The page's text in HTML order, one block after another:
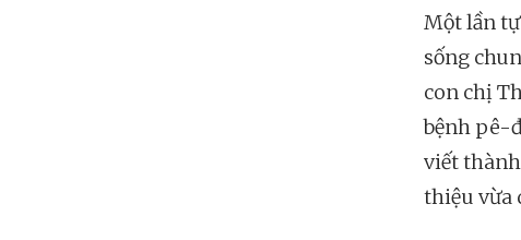
Một lần
sống
con chị
bệnh pê-
viết
thiệu vừa